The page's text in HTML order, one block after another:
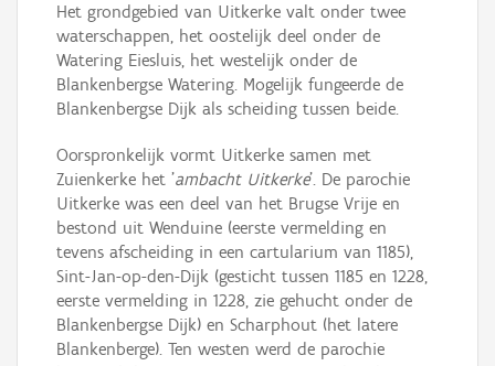
Het grondgebied van Uitkerke valt onder twee
waterschappen, het oostelijk deel onder de
Watering Eiesluis, het westelijk onder de
Blankenbergse Watering. Mogelijk fungeerde de
Blankenbergse Dijk als scheiding tussen beide.
Oorspronkelijk vormt Uitkerke samen met
Zuienkerke het 'ambacht Uitkerke'. De parochie
Uitkerke was een deel van het Brugse Vrije en
bestond uit Wenduine (eerste vermelding en
tevens afscheiding in een cartularium van 1185),
Sint-Jan-op-den-Dijk (gesticht tussen 1185 en 1228,
eerste vermelding in 1228, zie gehucht onder de
Blankenbergse Dijk) en Scharphout (het latere
Blankenberge). Ten westen werd de parochie